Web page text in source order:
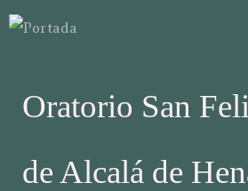
Oratorio San
de Alcalá de